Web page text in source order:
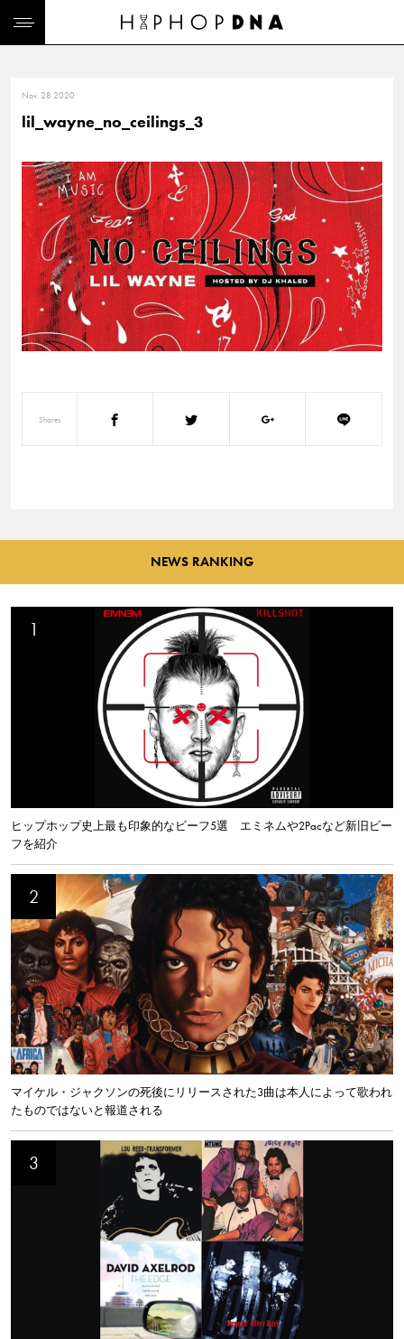
Nov. 28 2020
lil_wayne_no_ceilings_3
Shares
NEWS RANKING
ヒップホップ史上最も印象的なビーフ5選 エミネムや2Pacなど新旧ビー
フを紹介
マイケル・ジャクソンの死後にリリースされた3曲は本人によって歌われ
たものではないと報道される